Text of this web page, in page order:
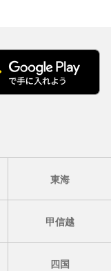
東海
甲信越
四国